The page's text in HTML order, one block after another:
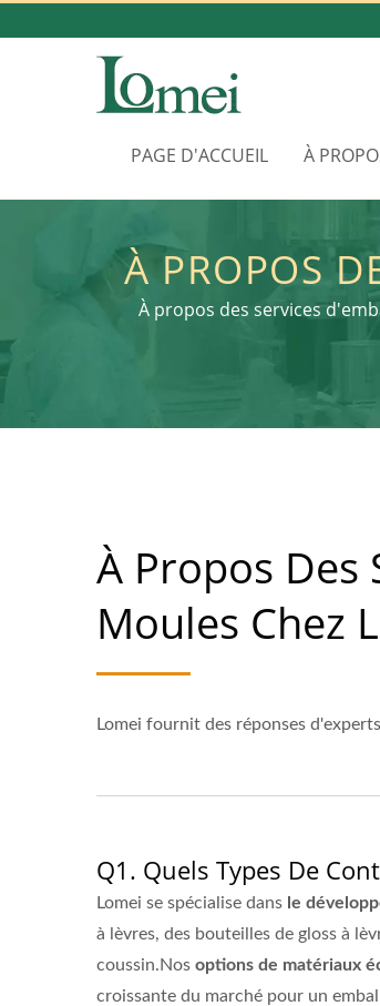
PAGE D'ACCUEIL À
À PROPOS
MOULES
À propos des services
À Propos Des
Moules Chez
Lomei fournit des réponses
Q1. Quels Types De
Lomei se spécialise dans le
à lèvres, des bouteilles de gloss à
coussin.Nos options de matériaux
croissante du marché pour un